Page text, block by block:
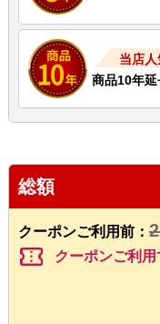
当店人
商品10年
総額
クーポンご利用前：
confirmation_number クーポンご利用